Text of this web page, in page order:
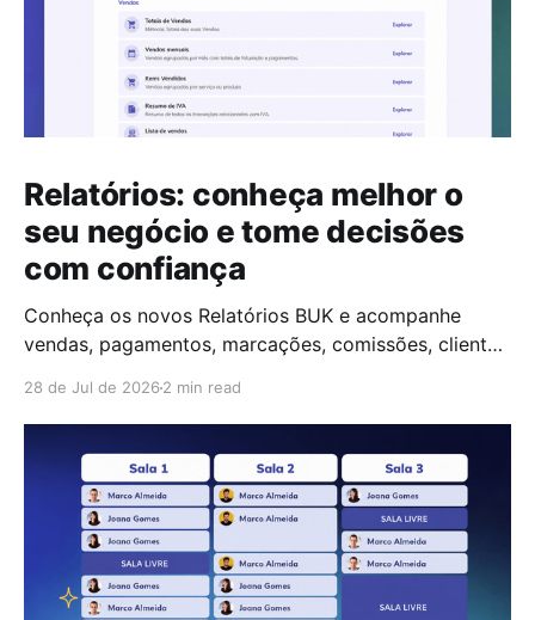
Relatórios: conheça melhor o
seu negócio e tome decisões
com confiança
Conheça os novos Relatórios BUK e acompanhe
vendas, pagamentos, marcações, comissões, clientes
28 de Jul de 2026 2 min read